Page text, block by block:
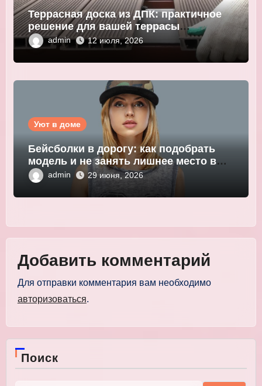
Террасная доска из ДПК: практичное
решение для вашей террасы
WOODGRAND
admin 12 июля, 2026
Уют в доме
Бейсболки в дорогу: как подобрать
модель и не занять лишнее место в
багаже
admin 29 июня, 2026
Добавить комментарий
Для отправки комментария вам необходимо
авторизоваться.
Поиск